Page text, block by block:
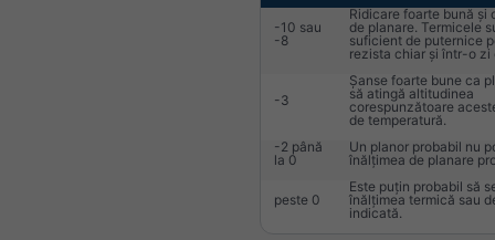
-10 sau
-8
Ridicare foarte bună și
de planare. Termicele
suficient de puternice
rezista chiar și într-o zi
-3
Șanse foarte bune ca
să atingă altitudinea
corespunzătoare
de temperatură.
-2 până
la 0
Un planor probabil nu
înălțimea de planare
peste 0
Este puțin probabil să
înălțimea termică sau
indicată.